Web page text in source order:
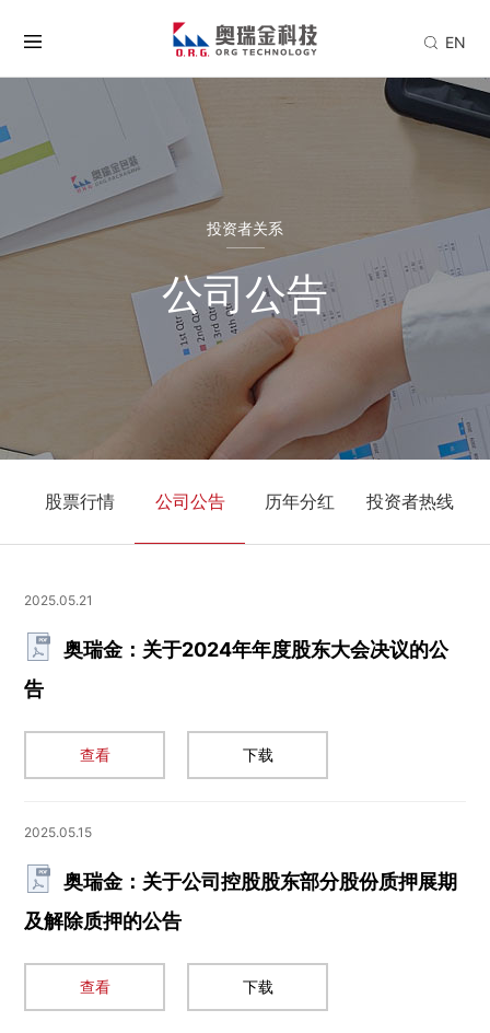
EN
投资者关系
公司公告
股票行情 公司公告 历年分红 投资者热线
2025.05.21
奥瑞金：关于2024年年度股东大会决议的公
告
查看 下载
2025.05.15
奥瑞金：关于公司控股股东部分股份质押展期
及解除质押的公告
查看 下载